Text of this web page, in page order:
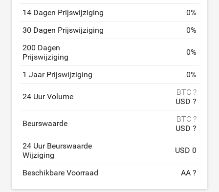
14 Dagen Prijswijziging
0%
30 Dagen Prijswijziging
0%
200 Dagen
Prijswijziging
0%
1 Jaar Prijswijziging 0%
24 Uur Volume
BTC ?
USD ?
Beurswaarde
BTC ?
USD ?
24 Uur Beurswaarde
Wijziging
USD 0
Beschikbare Voorraad AA ?